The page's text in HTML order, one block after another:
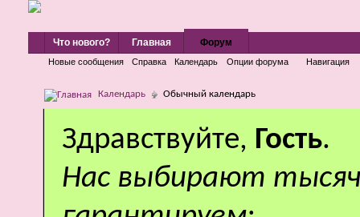
Что нового? Главная Форум
Новые сообщения Справка Календарь Опции форума Навигация
Календарь Обычный календарь
Здравствуйте, Гость.
Нас выбирают